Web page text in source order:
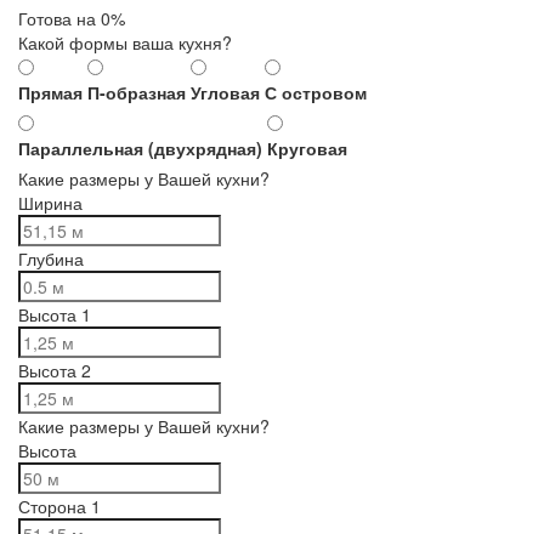
Готова на 0%
Какой формы ваша кухня?
Прямая П-образная Угловая С островом
Параллельная (двухрядная) Круговая
Какие размеры у Вашей кухни?
Ширина
Глубина
Высота 1
Высота 2
Какие размеры у Вашей кухни?
Высота
Сторона 1